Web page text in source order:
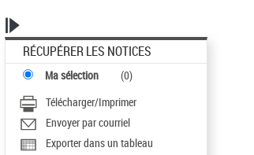
RÉCUPÉRER LES NOTICES
Ma sélection (0)
Télécharger/Imprimer
Envoyer par courriel
Exporter dans un tableau